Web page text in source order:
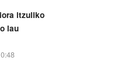
itzuliko
lau